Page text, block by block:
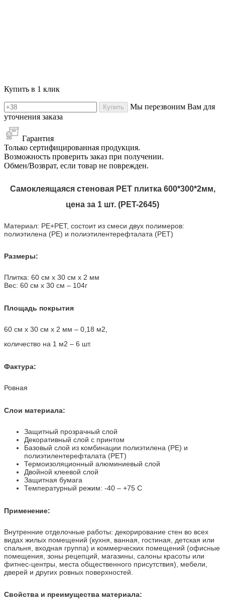
Купить в 1 клик
Купить
Мы перезвоним Вам для
уточнения заказа
Гарантия
Только сертифицированная продукция.
Возможность проверить заказ при получении.
Обмен/Возврат, если товар не поврежден.
Самоклеящаяся стеновая PET плитка 600*300*2мм,
цена за 1 шт. (PET-2645)
Материал: PE+PET, состоит из смеси двух полимеров:
полиэтилена (PE) и полиэтилентерефталата (PET)
Размеры:
Плитка: 60 см х 30 см х 2 мм
Вес: 60 см х 30 см – 104г
Площадь покрытия
60 см х 30 см х 2 мм – 0,18 м2,
количество на 1 м2 – 6 шт.
Фактура:
Ровная
Слои материала:
Защитный прозрачный слой
Декоративный слой с принтом
Базовый слой из комбинации полиэтилена (PE) и
полиэтилентерефталата (PET)
Термоизоляционный алюминиевый слой
Двойной клеевой слой
Защитная бумага
Температурный режим: -40 – +75 С
Применение:
Внутренние отделочные работы: декорирование стен во всех
видах жилых помещений (кухня, ванная, гостиная, детская или
спальня, входная группа) и коммерческих помещений (офисные
помещения, зоны рецепций, магазины, салоны красоты или
фитнес-центры, места общественного присутствия), мебели,
дверей и других ровных поверхностей.
Свойства и преимущества материала: